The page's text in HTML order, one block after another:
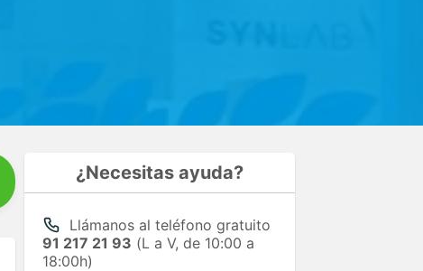
¿Necesitas ayuda?
Llámanos al teléfono gratuito
91 217 21 93 (L a V, de 10:00 a
18:00h)